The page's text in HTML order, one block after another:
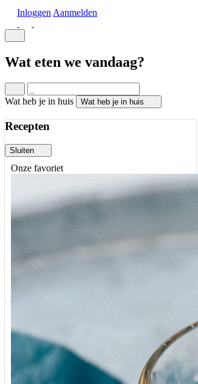
Inloggen Aanmelden
Wat eten we vandaag?
Wat heb je in huis Wat heb je in huis
Recepten
Sluiten
Onze favoriet